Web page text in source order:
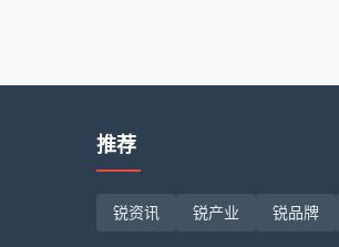
推荐
锐资讯 锐产业 锐品牌